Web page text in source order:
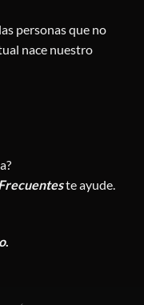
personas que no
nace nuestro
te ayude.
.